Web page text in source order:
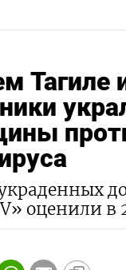
Тагиле
оценили в